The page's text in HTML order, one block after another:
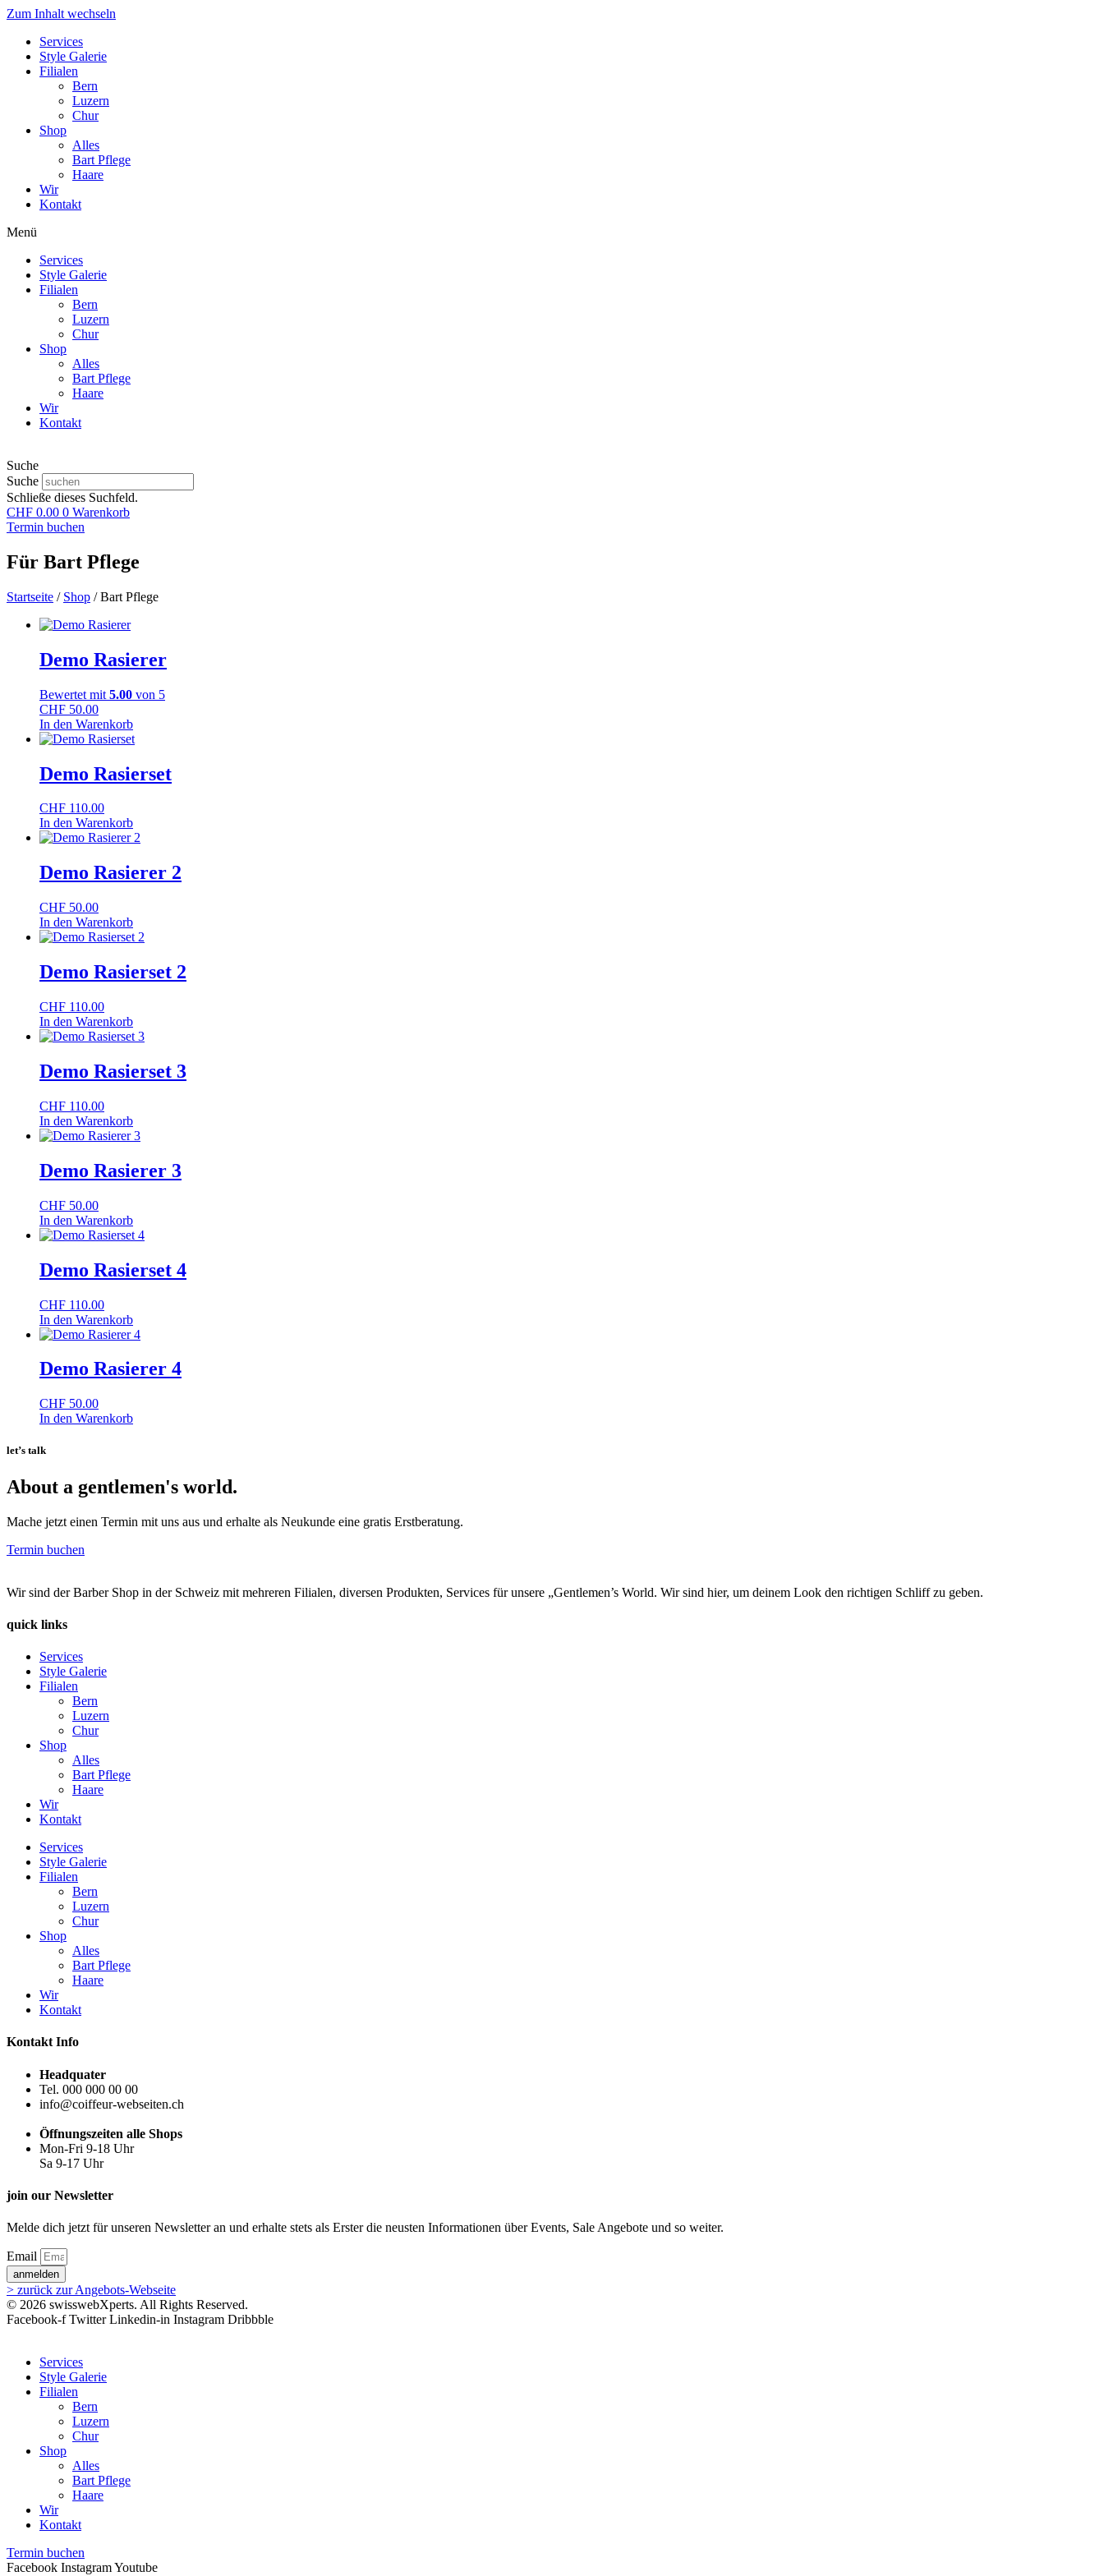
Zum Inhalt wechseln
Services
Style Galerie
Filialen
Bern
Luzern
Chur
Shop
Alles
Bart Pflege
Haare
Wir
Kontakt
Menü
Services
Style Galerie
Filialen
Bern
Luzern
Chur
Shop
Alles
Bart Pflege
Haare
Wir
Kontakt
Suche
Suche
Schließe dieses Suchfeld.
CHF 0.00 0 Warenkorb
Termin buchen
Für Bart Pflege
Startseite / Shop / Bart Pflege
Demo Rasierer
Bewertet mit 5.00 von 5
CHF 50.00
In den Warenkorb
Demo Rasierset
CHF 110.00
In den Warenkorb
Demo Rasierer 2
CHF 50.00
In den Warenkorb
Demo Rasierset 2
CHF 110.00
In den Warenkorb
Demo Rasierset 3
CHF 110.00
In den Warenkorb
Demo Rasierer 3
CHF 50.00
In den Warenkorb
Demo Rasierset 4
CHF 110.00
In den Warenkorb
Demo Rasierer 4
CHF 50.00
In den Warenkorb
let’s talk
About a gentlemen's world.
Mache jetzt einen Termin mit uns aus und erhalte als Neukunde eine gratis Erstberatung.
Termin buchen
Wir sind der Barber Shop in der Schweiz mit mehreren Filialen, diversen Produkten, Services für unsere „Gentlemen’s World. Wir sind hier, um deinem Look den richtigen Schliff zu geben.
quick links
Services
Style Galerie
Filialen
Bern
Luzern
Chur
Shop
Alles
Bart Pflege
Haare
Wir
Kontakt
Services
Style Galerie
Filialen
Bern
Luzern
Chur
Shop
Alles
Bart Pflege
Haare
Wir
Kontakt
Kontakt Info
Headquater
Tel. 000 000 00 00
info@coiffeur-webseiten.ch
Öffnungszeiten alle Shops
Mon-Fri 9-18 Uhr
Sa 9-17 Uhr
join our Newsletter
Melde dich jetzt für unseren Newsletter an und erhalte stets als Erster die neusten Informationen über Events, Sale Angebote und so weiter.
Email
anmelden
> zurück zur Angebots-Webseite
© 2026 swisswebXperts. All Rights Reserved.
Facebook-f Twitter Linkedin-in Instagram Dribbble
Services
Style Galerie
Filialen
Bern
Luzern
Chur
Shop
Alles
Bart Pflege
Haare
Wir
Kontakt
Termin buchen
Facebook InstagramYoutube